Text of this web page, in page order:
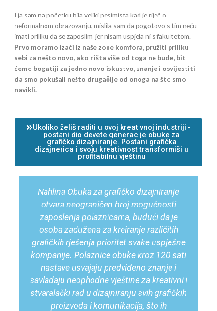
I ja sam na početku bila veliki pesimista kad je riječ o
neformalnom obrazovanju, mislila sam da pogotovo s tim neću
imati priliku da se zaposlim, jer nisam uspjela ni s fakultetom.
Prvo moramo izaći iz naše zone komfora, pružiti priliku
sebi za nešto novo, ako ništa više od toga ne bude, bit
ćemo bogatiji za jedno novo iskustvo, znanje i osvijestiti
da smo pokušali nešto drugačije od onoga na što smo
navikli.
Ukoliko želiš raditi u ovoj kreativnoj industriji -
postani dio devete generacije obuke za
grafičko dizajniranje. Postani grafička
dizajnerica i svoju kreativnost transformiši u
profitabilnu vještinu
Nahlina Obuka za grafičko dizajniranje
otvara neograničen broj mogućnosti
zaposlenja polaznicama, budući da je
osoba zadužena za kreiranje različitih
grafičkih rješenja prioritet svake uspješne
kompanije. Polaznice obuke kroz 120 sati
nastave usvajaju predviđeno znanje i
savladaju neophodne vještine za kreativni i
stvaralački rad u dizajniranju svih grafičkih
proizvoda i komunikacija, što ih